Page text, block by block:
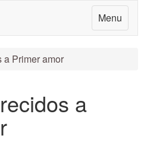
Menu
a Primer amor
a